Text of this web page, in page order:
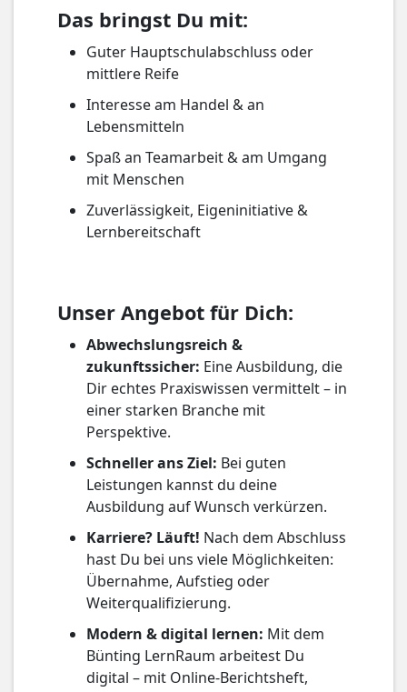
Das bringst Du mit:
Guter Hauptschulabschluss oder
mittlere Reife
Interesse am Handel & an
Lebensmitteln
Spaß an Teamarbeit & am Umgang
mit Menschen
Zuverlässigkeit, Eigeninitiative &
Lernbereitschaft
Unser Angebot für Dich:
Abwechslungsreich &
zukunftssicher: Eine Ausbildung, die
Dir echtes Praxiswissen vermittelt – in
einer starken Branche mit
Perspektive.
Schneller ans Ziel: Bei guten
Leistungen kannst du deine
Ausbildung auf Wunsch verkürzen.
Karriere? Läuft! Nach dem Abschluss
hast Du bei uns viele Möglichkeiten:
Übernahme, Aufstieg oder
Weiterqualifizierung.
Modern & digital lernen: Mit dem
Bünting LernRaum arbeitest Du
digital – mit Online-Berichtsheft,